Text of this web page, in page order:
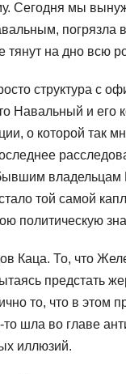
Сегодня мы
погрязла
тянут на дно всю
структура с
Навальный и его
о которой так
той самой
политическую
Каца. То, что
предстать
то, что в этом
шла во главе
иллюзий.